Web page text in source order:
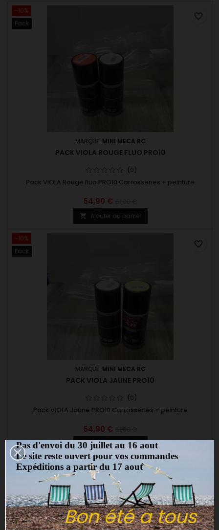
-10%
Pack
MARQUE: MINI MECA RC
PACK VIOLA ROUGE FLUO PRO10
(0)
Pack VIOLA Rouge fluo PRO10 Carrosseries + peinture
54,90 €
 Ajouter au panier
favorite_border
-10%
Pack
MARQUE: MINI MECA RC
PACK VIOLA JAUNE PRO10
(0)
Pack VIOLA Jaune PRO10 Carrosseries + peinture
54,90 €
 Ajouter au panier
favorite_border
-10%
Bon été a tous
Pas d'envoi du 30 juillet au 16 aout
Le site reste ouvert pour vos commandes
Expéditions a partir du 17 aout